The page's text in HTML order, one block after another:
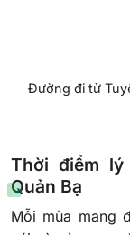
Đường đi từ
Thời điểm
Quản Bạ
Mỗi mùa mang